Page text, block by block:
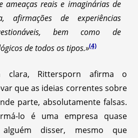
ameaças reais e imaginárias de
afirmações de experiências
bem como de
de todos os tipos.»(4)
clara, Rittersporn afirma o
que as ideias correntes sobre
parte, absolutamente falsas.
lo é uma empresa quase
alguém disser, mesmo que